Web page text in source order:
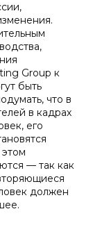
Group к
быть
что в
в кадрах
его
— так как
должен